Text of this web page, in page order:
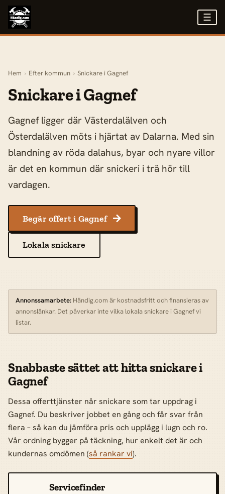
☰
Hem › Efter kommun › Snickare i Gagnef
Snickare i Gagnef
Gagnef ligger där Västerdalälven och
Österdalälven möts i hjärtat av Dalarna. Med sin
blandning av röda dalahus, byar och nyare villor
är det en kommun där snickeri i trä hör till
vardagen.
Begär offert i Gagnef 
Lokala snickare
Annonssamarbete: Händig.com är kostnadsfritt och finansieras av
annonslänkar. Det påverkar inte vilka lokala snickare i Gagnef vi
listar.
Snabbaste sättet att hitta snickare i
Gagnef
Dessa offerttjänster når snickare som tar uppdrag i
Gagnef. Du beskriver jobbet en gång och får svar från
flera – så kan du jämföra pris och upplägg i lugn och ro.
Vår ordning bygger på täckning, hur enkelt det är och
kundernas omdömen (så rankar vi).
Servicefinder